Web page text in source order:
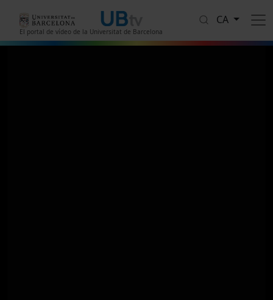
El portal de vídeo de la Universitat de Barcelona
CA